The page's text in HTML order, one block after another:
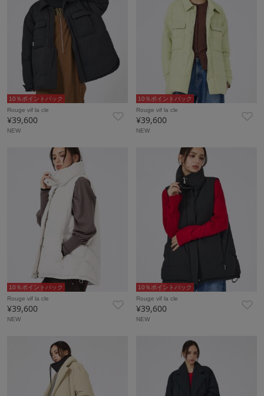
10％ポイントバック
Rouge vif la cle
¥39,600
NEW
10％ポイントバック
Rouge vif la cle
¥39,600
NEW
10％ポイントバック
Rouge vif la cle
¥39,600
NEW
10％ポイントバック
Rouge vif la cle
¥39,600
NEW